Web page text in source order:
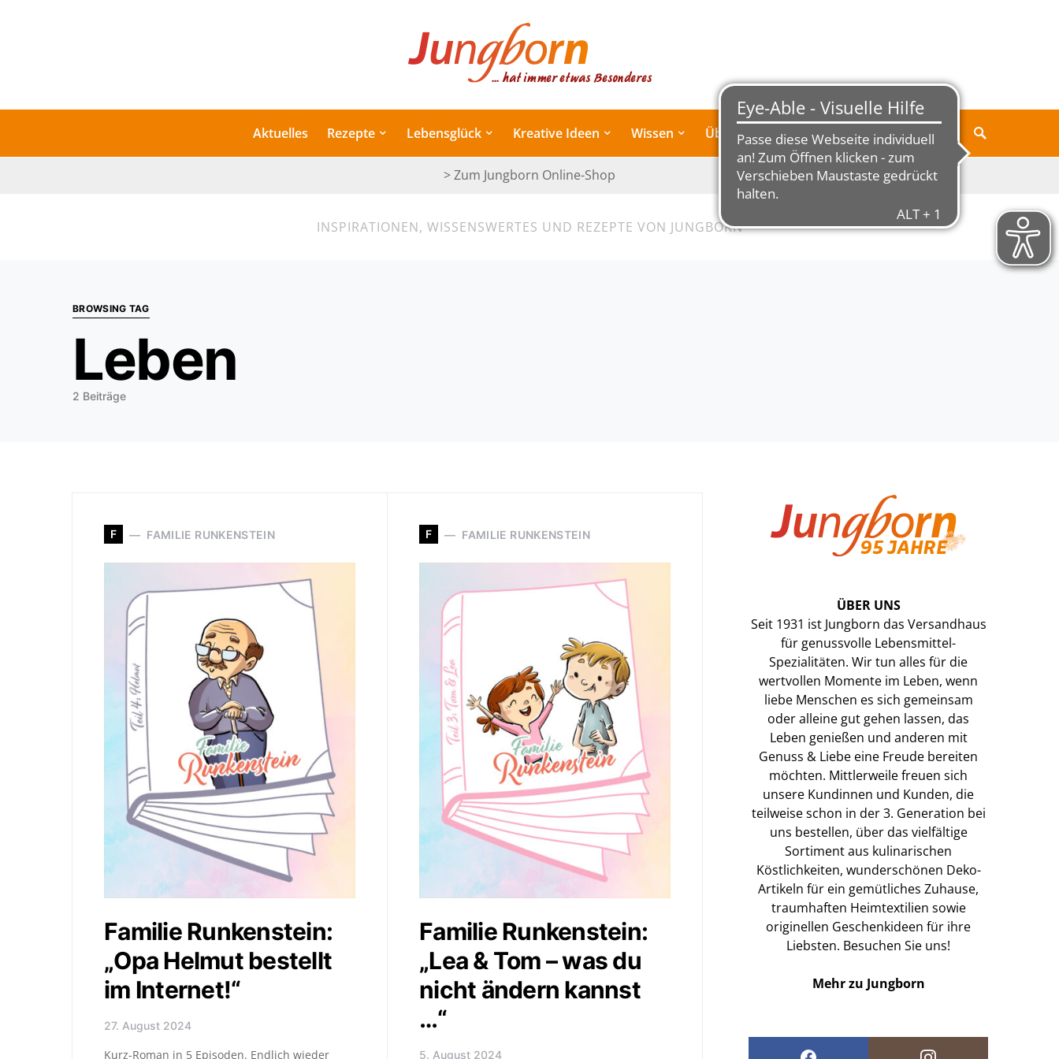
Aktuelles Rezepte Lebensglück Kreative Ideen Wissen Über Jungborn
> Zum Jungborn Online-Shop
INSPIRATIONEN, WISSENSWERTES UND REZEPTE VON JUNGBORN
BROWSING TAG
Leben
2 Beiträge
F FAMILIE RUNKENSTEIN
Familie Runkenstein:
„Opa Helmut bestellt
im Internet!“
27. August 2024
Kurz-Roman in 5 Episoden. Endlich wieder
F FAMILIE RUNKENSTEIN
Familie Runkenstein:
„Lea & Tom – was du
nicht ändern kannst
…“
5. August 2024
ÜBER UNS
Seit 1931 ist Jungborn das Versandhaus
für genussvolle Lebensmittel-
Spezialitäten. Wir tun alles für die
wertvollen Momente im Leben, wenn
liebe Menschen es sich gemeinsam
oder alleine gut gehen lassen, das
Leben genießen und anderen mit
Genuss & Liebe eine Freude bereiten
möchten. Mittlerweile freuen sich
unsere Kundinnen und Kunden, die
teilweise schon in der 3. Generation bei
uns bestellen, über das vielfältige
Sortiment aus kulinarischen
Köstlichkeiten, wunderschönen Deko-
Artikeln für ein gemütliches Zuhause,
traumhaften Heimtextilien sowie
originellen Geschenkideen für ihre
Liebsten. Besuchen Sie uns!
Mehr zu Jungborn